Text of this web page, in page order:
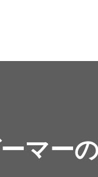
マー